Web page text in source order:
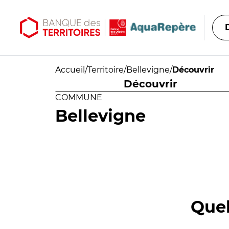
Accueil /Territoire/Bellevigne/Découvrir
Découvrir
COMMUNE
Bellevigne